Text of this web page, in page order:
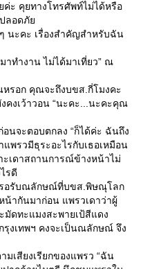
ะ คุยทางโทรศัพท์ไม่ได้หรือ
ปลอดภั
นะคะ เรื่องสำคัญสำหรับฉัน
าทำงาน ไม่ได้มาเที่ยว” ณ
รอก คุณจะถึงบขส.กี่โมงคะ
คงเว้าวอน “นะคะ...นะคะคุณ
นจะตอบตกลง “ก็ได้ค่ะ ฉันถึง
แพรวมีธุระอะไรกับเธอเหมือน
ะเดาสถานการณ์ข้างหน้าไม่
รดี
รอรับณลักษณ์ที่บขส.พิษณุโลก
น้ากันมาก่อน แพรวเดาว่าผู้
ดทะแมงสะพายเป้สีแดง
รุงเทพฯ คงจะเป็นณลักษณ์ จึง
เสียงเรียกของแพรว “ฉัน